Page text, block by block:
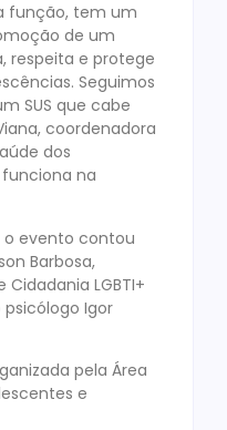
função, tem um
de um
respeita e protege
Seguimos
SUS que cabe
coordenadora
dos
funciona na
o evento contou
Barbosa,
LGBTI+
psicólogo Igor
pela Área
e